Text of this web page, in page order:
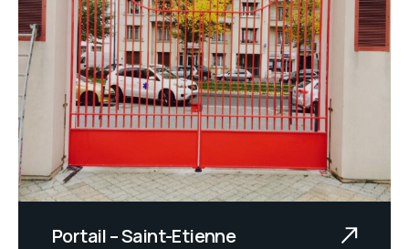
Portail – Saint-Etienne